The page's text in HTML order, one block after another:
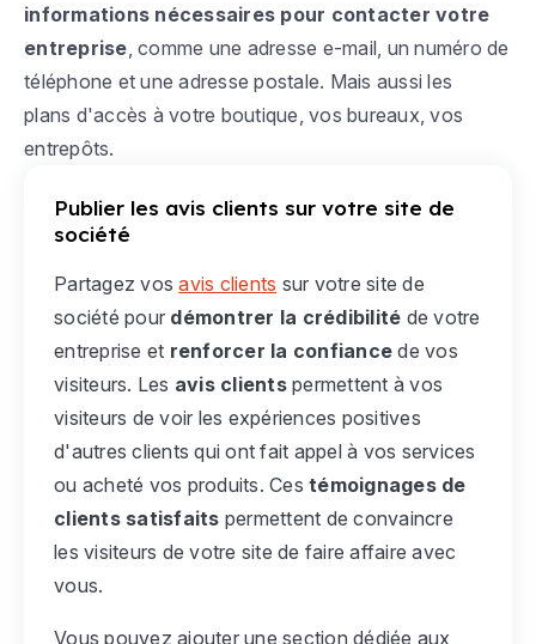
informations nécessaires pour contacter votre
entreprise , comme une adresse e-mail, un numéro de
téléphone et une adresse postale. Mais aussi les
plans d'accès à votre boutique, vos bureaux, vos
entrepôts.
Publier les avis clients sur votre site de
société
Partagez vosavis clients sur votre site de
société pour démontrer la crédibilité de votre
entreprise et renforcer la confiance de vos
visiteurs. Les avis clientspermettent à vos
visiteurs de voir les expériences positives
d'autres clients qui ont fait appel à vos services
ou acheté vos produits. Ces témoignages de
clients satisfaits permettent de convaincre
les visiteurs de votre site de faire affaire avec
vous.
Vous pouvez ajouter une section dédiée aux